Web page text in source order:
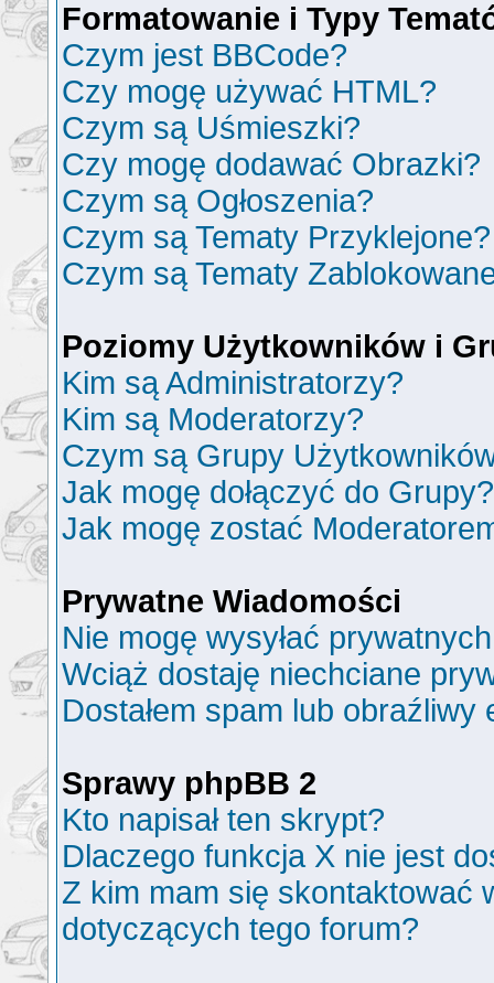
Formatowanie i Typy
Czym jest BBCode?
Czy mogę używać HTML?
Czym są Uśmieszki?
Czy mogę dodawać Obrazki?
Czym są Ogłoszenia?
Czym są Tematy Przyklejone?
Czym są Tematy
Poziomy Użytkowników i
Kim są Administratorzy?
Kim są Moderatorzy?
Czym są Grupy
Jak mogę dołączyć do Grupy?
Jak mogę zostać
Prywatne Wiadomości
Nie mogę wysyłać
Wciąż dostaję niechciane
Dostałem spam lub
Sprawy phpBB 2
Kto napisał ten skrypt?
Dlaczego funkcja X nie jest
Z kim mam się skontaktować
dotyczących tego forum?